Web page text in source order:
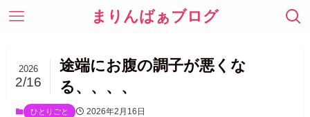
まりんばぁブログ
途端にお腹の調子が悪くな
る、、、、
2026
2/16
ひとりごと 2026年2月16日